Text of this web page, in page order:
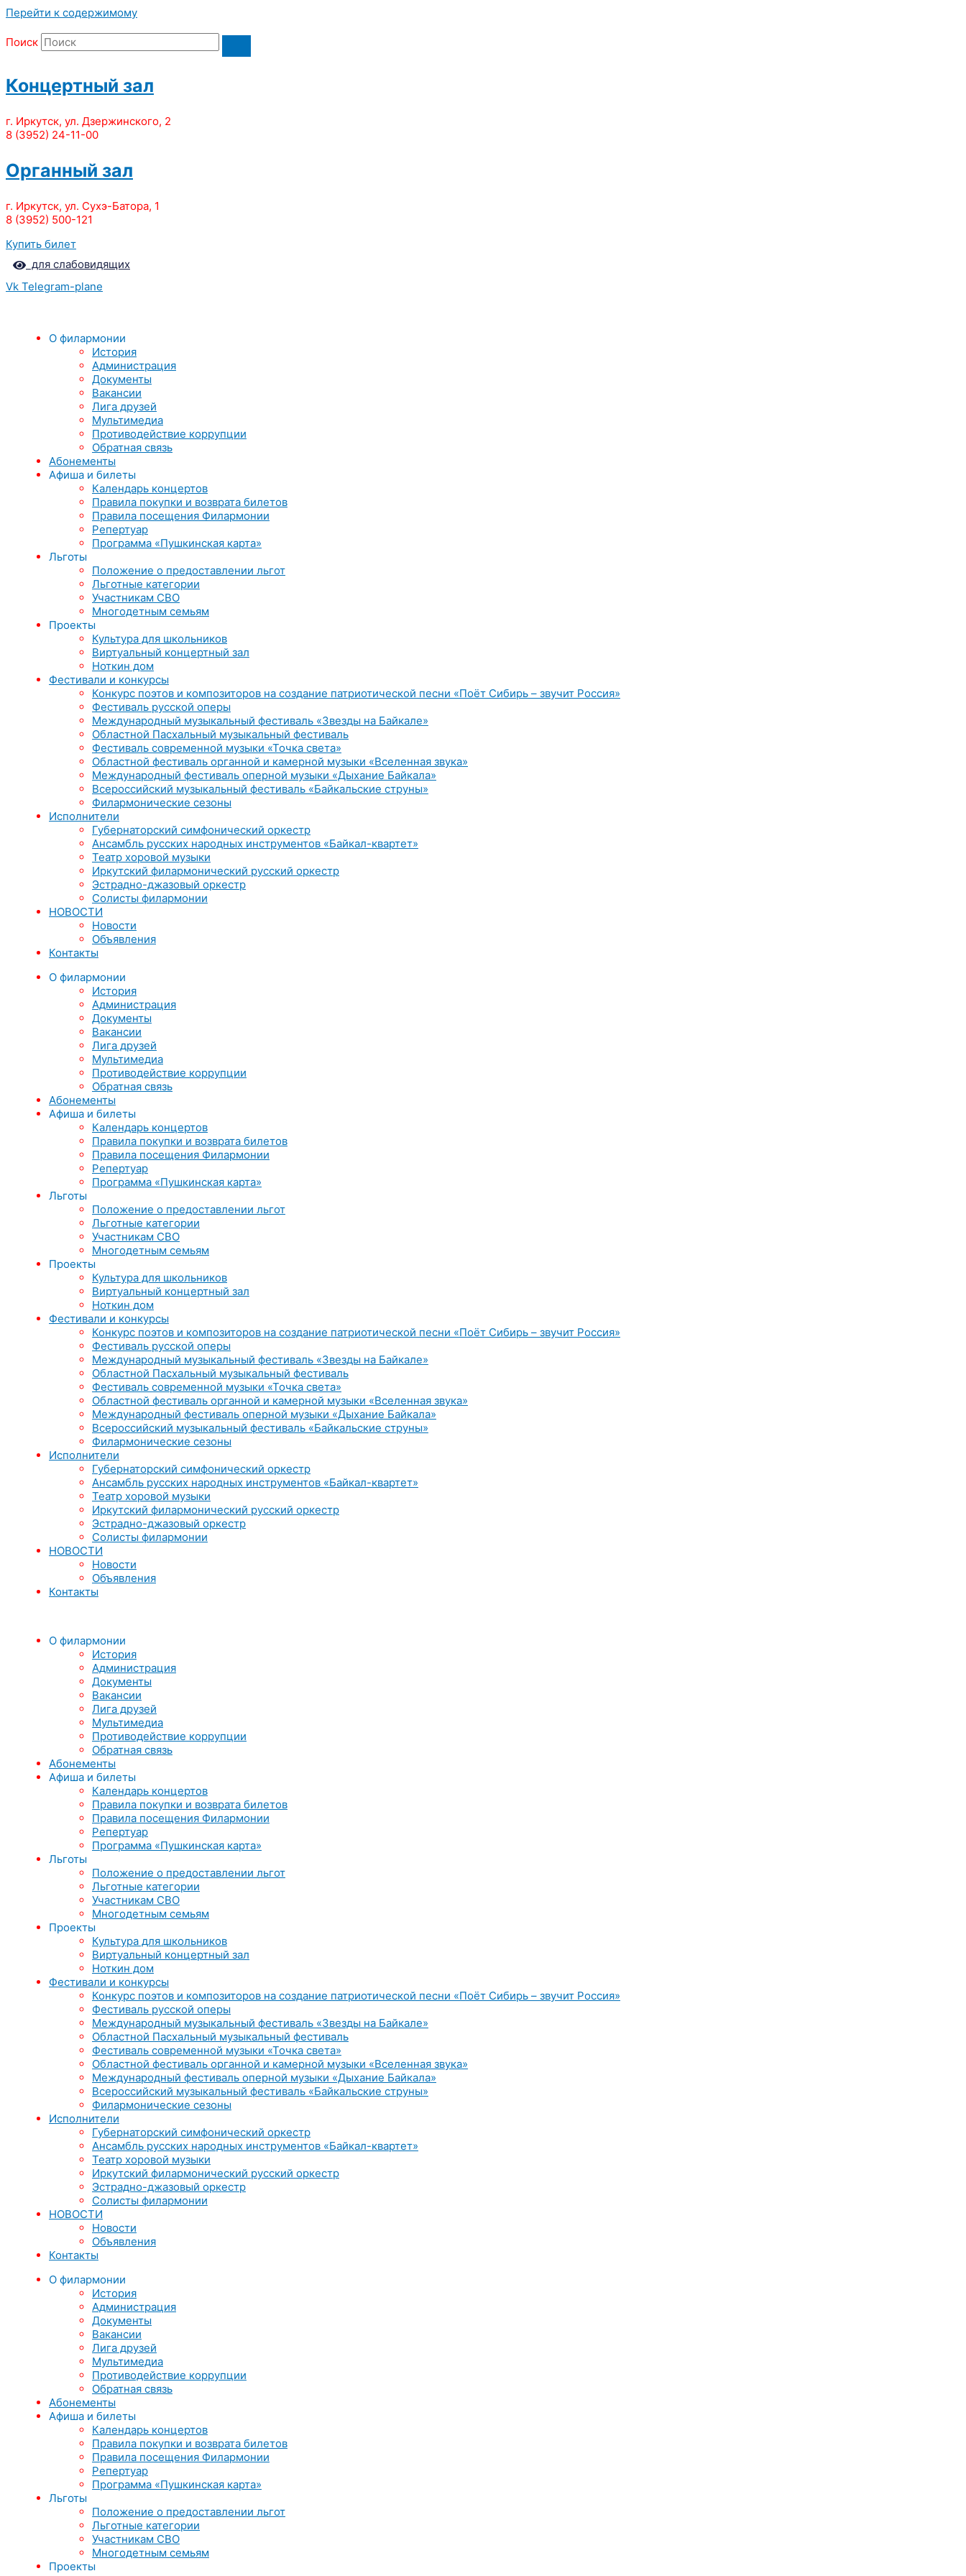
Перейти к содержимому
Поиск
Концертный зал
г. Иркутск, ул. Дзержинского, 2
8 (3952) 24-11-00
Органный зал
г. Иркутск, ул. Сухэ-Батора, 1
8 (3952) 500-121
Купить билет
для слабовидящих
Vk Telegram-plane
О филармонии
История
Администрация
Документы
Вакансии
Лига друзей
Мультимедиа
Противодействие коррупции
Обратная связь
Абонементы
Афиша и билеты
Календарь концертов
Правила покупки и возврата билетов
Правила посещения Филармонии
Репертуар
Программа «Пушкинская карта»
Льготы
Положение о предоставлении льгот
Льготные категории
Участникам СВО
Многодетным семьям
Проекты
Культура для школьников
Виртуальный концертный зал
Ноткин дом
Фестивали и конкурсы
Конкурс поэтов и композиторов на создание патриотической песни «Поёт Сибирь – звучит Россия»
Фестиваль русской оперы
Международный музыкальный фестиваль «Звезды на Байкале»
Областной Пасхальный музыкальный фестиваль
Фестиваль современной музыки «Точка света»
Областной фестиваль органной и камерной музыки «Вселенная звука»
Международный фестиваль оперной музыки «Дыхание Байкала»
Всероссийский музыкальный фестиваль «Байкальские струны»
Филармонические сезоны
Исполнители
Губернаторский симфонический оркестр
Ансамбль русских народных инструментов «Байкал-квартет»
Театр хоровой музыки
Иркутский филармонический русский оркестр
Эстрадно-джазовый оркестр
Солисты филармонии
НОВОСТИ
Новости
Объявления
Контакты
О филармонии
История
Администрация
Документы
Вакансии
Лига друзей
Мультимедиа
Противодействие коррупции
Обратная связь
Абонементы
Афиша и билеты
Календарь концертов
Правила покупки и возврата билетов
Правила посещения Филармонии
Репертуар
Программа «Пушкинская карта»
Льготы
Положение о предоставлении льгот
Льготные категории
Участникам СВО
Многодетным семьям
Проекты
Культура для школьников
Виртуальный концертный зал
Ноткин дом
Фестивали и конкурсы
Конкурс поэтов и композиторов на создание патриотической песни «Поёт Сибирь – звучит Россия»
Фестиваль русской оперы
Международный музыкальный фестиваль «Звезды на Байкале»
Областной Пасхальный музыкальный фестиваль
Фестиваль современной музыки «Точка света»
Областной фестиваль органной и камерной музыки «Вселенная звука»
Международный фестиваль оперной музыки «Дыхание Байкала»
Всероссийский музыкальный фестиваль «Байкальские струны»
Филармонические сезоны
Исполнители
Губернаторский симфонический оркестр
Ансамбль русских народных инструментов «Байкал-квартет»
Театр хоровой музыки
Иркутский филармонический русский оркестр
Эстрадно-джазовый оркестр
Солисты филармонии
НОВОСТИ
Новости
Объявления
Контакты
О филармонии
История
Администрация
Документы
Вакансии
Лига друзей
Мультимедиа
Противодействие коррупции
Обратная связь
Абонементы
Афиша и билеты
Календарь концертов
Правила покупки и возврата билетов
Правила посещения Филармонии
Репертуар
Программа «Пушкинская карта»
Льготы
Положение о предоставлении льгот
Льготные категории
Участникам СВО
Многодетным семьям
Проекты
Культура для школьников
Виртуальный концертный зал
Ноткин дом
Фестивали и конкурсы
Конкурс поэтов и композиторов на создание патриотической песни «Поёт Сибирь – звучит Россия»
Фестиваль русской оперы
Международный музыкальный фестиваль «Звезды на Байкале»
Областной Пасхальный музыкальный фестиваль
Фестиваль современной музыки «Точка света»
Областной фестиваль органной и камерной музыки «Вселенная звука»
Международный фестиваль оперной музыки «Дыхание Байкала»
Всероссийский музыкальный фестиваль «Байкальские струны»
Филармонические сезоны
Исполнители
Губернаторский симфонический оркестр
Ансамбль русских народных инструментов «Байкал-квартет»
Театр хоровой музыки
Иркутский филармонический русский оркестр
Эстрадно-джазовый оркестр
Солисты филармонии
НОВОСТИ
Новости
Объявления
Контакты
О филармонии
История
Администрация
Документы
Вакансии
Лига друзей
Мультимедиа
Противодействие коррупции
Обратная связь
Абонементы
Афиша и билеты
Календарь концертов
Правила покупки и возврата билетов
Правила посещения Филармонии
Репертуар
Программа «Пушкинская карта»
Льготы
Положение о предоставлении льгот
Льготные категории
Участникам СВО
Многодетным семьям
Проекты